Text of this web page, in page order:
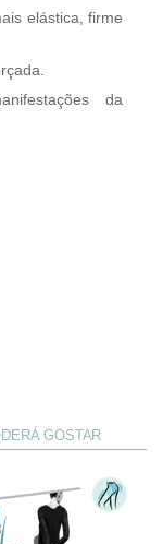
elástica, firme
da
GOSTAR